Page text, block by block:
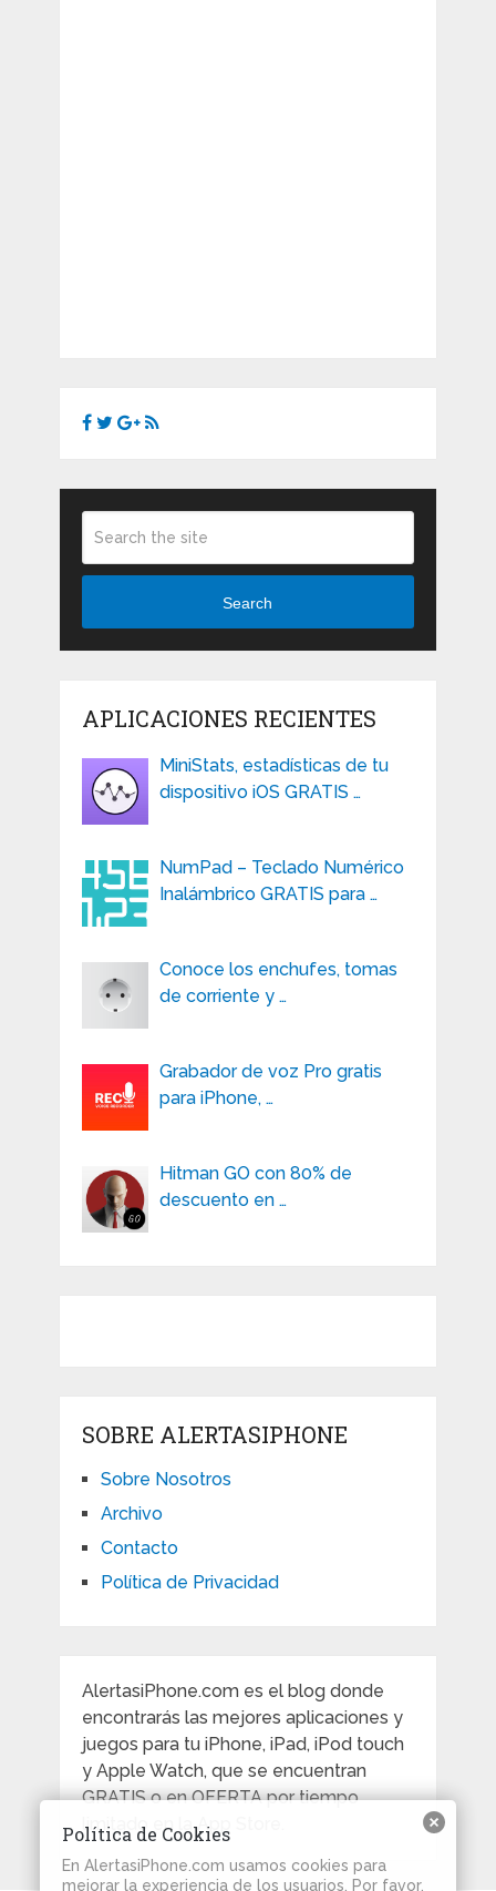
Search
APLICACIONES RECIENTES
MiniStats, estadísticas de tu
dispositivo iOS GRATIS …
NumPad – Teclado Numérico
Inalámbrico GRATIS para …
Conoce los enchufes, tomas
de corriente y …
Grabador de voz Pro gratis
para iPhone, …
Hitman GO con 80% de
descuento en …
SOBRE ALERTASIPHONE
Sobre Nosotros
Archivo
Contacto
Política de Privacidad
AlertasiPhone.com es el blog donde
encontrarás las mejores aplicaciones y
juegos para tu iPhone, iPad, iPod touch
y Apple Watch, que se encuentran
GRATIS o en OFERTA por tiempo
limitado en la App Store.
Política de Cookies
En AlertasiPhone.com usamos cookies para
mejorar la experiencia de los usuarios. Por favor,